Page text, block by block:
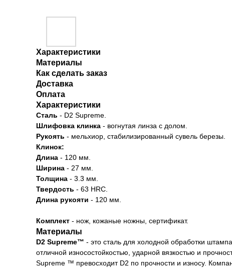
Характеристики
Материалы
Как сделать заказ
Доставка
Оплата
Характеристики
Сталь - D2 Supreme.
Шлифовка клинка - вогнутая линза с долом.
Рукоять - мельхиор, стабилизированный сувель березы.
Клинок:
Длина - 120 мм.
Ширина - 27 мм.
Толщина - 3.3 мм.
Твердость - 63 HRC.
Длина рукояти - 120 мм.
Комплект - нож, кожаные ножны, сертификат.
Материалы
D2 Supreme™ - это сталь для холодной обработки
отличной износостойкостью, ударной вязкостью и
Supreme ™ превосходит D2 по прочности и износу.